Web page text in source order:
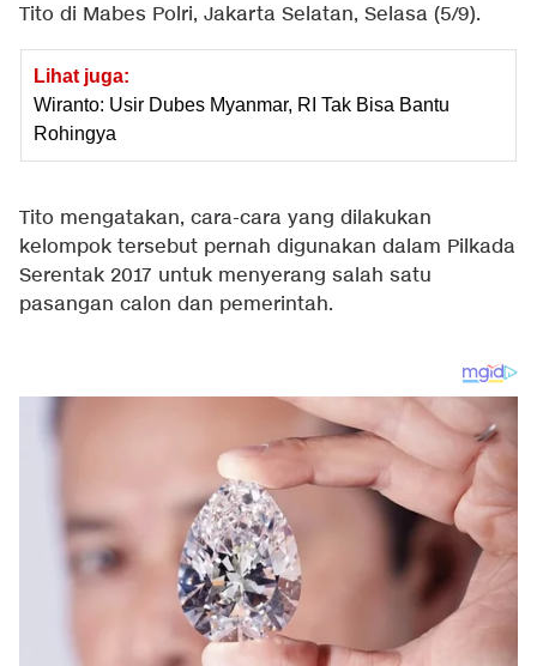
Tito di Mabes Polri, Jakarta Selatan, Selasa (5/9).
Lihat juga:
Wiranto: Usir Dubes Myanmar, RI Tak Bisa Bantu
Rohingya
Tito mengatakan, cara-cara yang dilakukan
kelompok tersebut pernah digunakan dalam Pilkada
Serentak 2017 untuk menyerang salah satu
pasangan calon dan pemerintah.